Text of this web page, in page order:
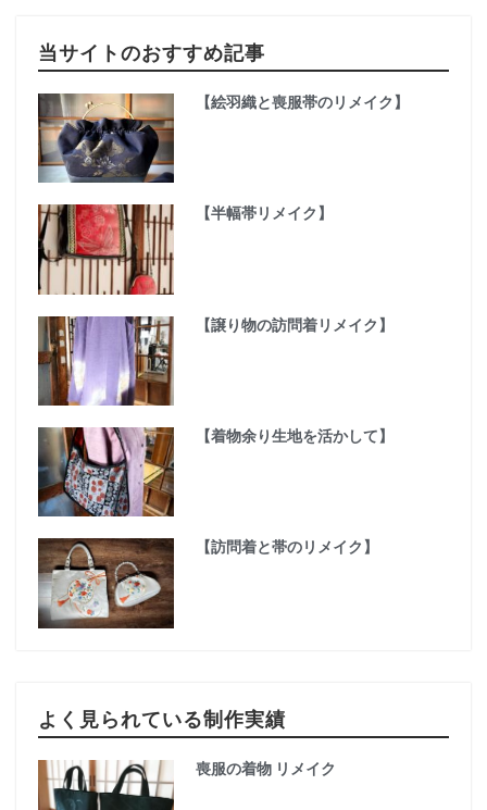
当サイトのおすすめ記事
【絵羽織と喪服帯のリメイク】
【半幅帯リメイク】
【譲り物の訪問着リメイク】
【着物余り生地を活かして】
【訪問着と帯のリメイク】
よく見られている制作実績
喪服の着物 リメイク